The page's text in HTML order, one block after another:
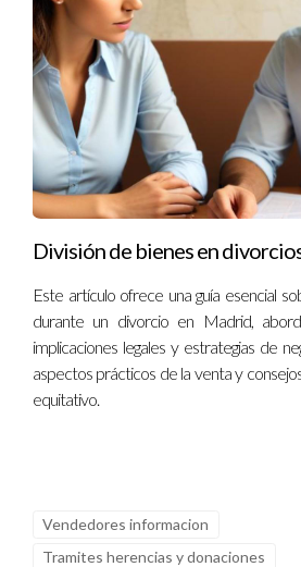
División de bienes en
Este artículo ofrece una guía esencial
durante un divorcio en Madrid,
implicaciones legales y estrategias de
aspectos prácticos de la venta y
equitativo.
Vendedores informacion
Tramites herencias y donaciones